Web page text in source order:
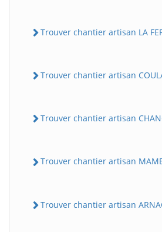
Trouver chantier artisan LA
Trouver chantier artisan
Trouver chantier artisan
Trouver chantier artisan
Trouver chantier artisan